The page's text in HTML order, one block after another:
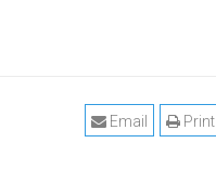
Print
Email